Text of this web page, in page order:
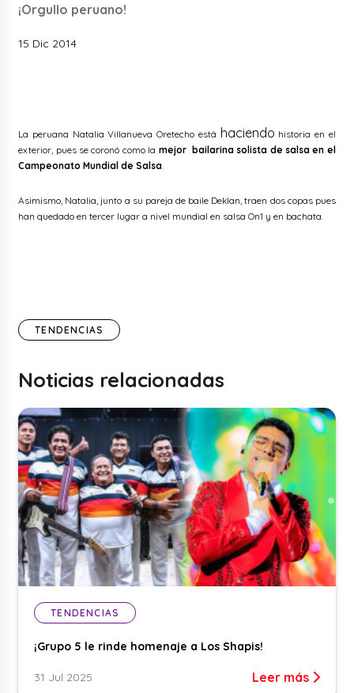
¡Orgullo peruano!
15 Dic 2014
La peruana Natalia Villanueva Oretecho está haciendo historia en el
exterior, pues se coronó como la mejor bailarina solista de salsa en el
Campeonato Mundial de Salsa
Asimismo, Natalia, junto a su pareja de baile Deklan, traen dos copas pues
han quedado en tercer lugar a nivel mundial en salsa On1 y en bachata.
TENDENCIAS
Noticias relacionadas
TENDENCIAS
¡Grupo 5 le rinde homenaje a Los Shapis!
31 Jul 2025 Leer más